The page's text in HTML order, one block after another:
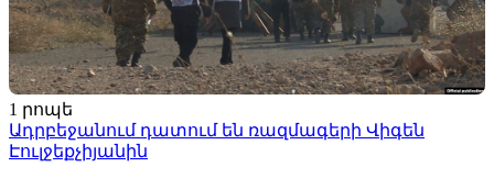
1 րոպե
Ադրբեջանում դատում են ռազմագերի Վիգեն
Էուլջեքչիյանին